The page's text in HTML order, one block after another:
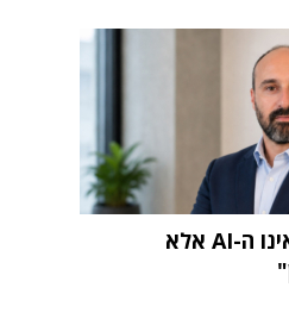
"האתגר הגדול אינו ה-AI אלא